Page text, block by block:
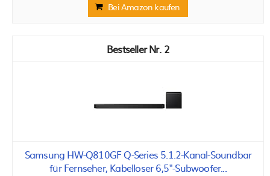
Bei Amazon kaufen
2
Samsung HW-Q810GF Q-Series 5.1.2-Kanal-Soundbar
für Fernseher, Kabelloser 6,5"-Subwoofer...